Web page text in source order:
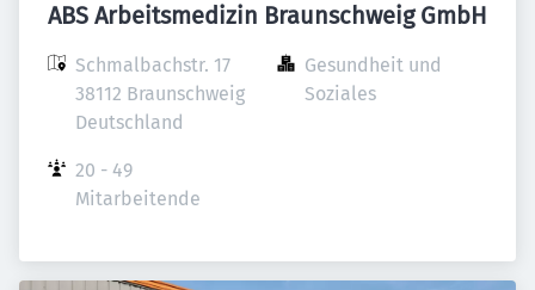
ABS Arbeitsmedizin Braunschweig GmbH
Schmalbachstr. 17
38112 Braunschweig
Deutschland
Gesundheit und
Soziales
20 - 49
Mitarbeitende